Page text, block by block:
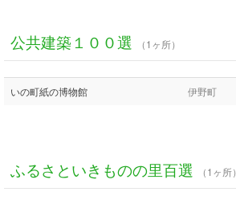
公共建築１００選 （1ヶ所）
いの町紙の博物館 伊野町
ふるさといきものの里百選 （1ヶ所）